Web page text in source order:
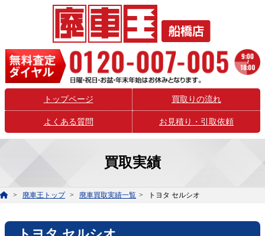
トップページ 買取りの流れ
よくある質問 お見積り・引取依頼
買取実績
廃車王トップ 廃車買取実績一覧 トヨタ セルシオ